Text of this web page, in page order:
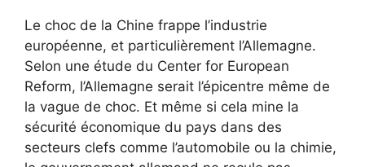
Le choc de la Chine frappe l’industrie
européenne, et particulièrement l’Allemagne.
Selon une étude du Center for European
Reform, l’Allemagne serait l’épicentre même de
la vague de choc. Et même si cela mine la
sécurité économique du pays dans des
secteurs clefs comme l’automobile ou la chimie,